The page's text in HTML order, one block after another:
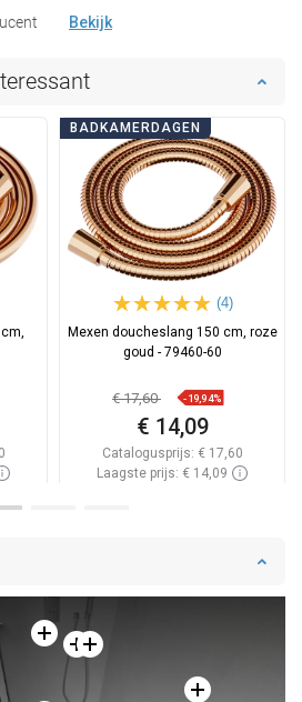
Bekijk
BADKAMERDAGEN
(4)
Mexen doucheslang 150 cm, roze
goud - 79460-60
€ 17,60 -19,94%
€ 14,09
Catalogusprijs: € 17,60
Laagste prijs: € 14,09